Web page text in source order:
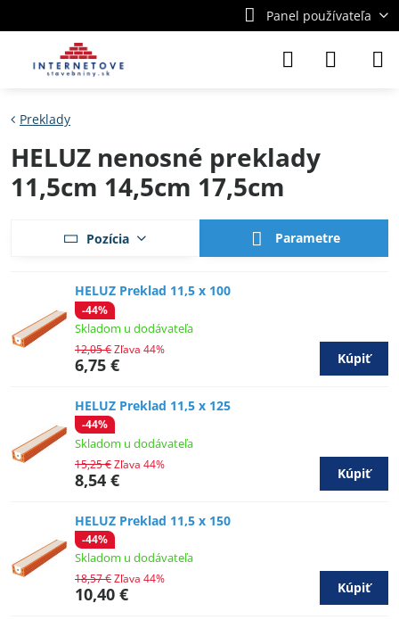
Panel používateľa
Preklady
HELUZ nenosné preklady
11,5cm 14,5cm 17,5cm
Pozícia Parametre
HELUZ Preklad 11,5 x 100
-44%
Skladom u dodávateľa
6,75 €
12,05 €Zľava 44%
Kúpiť
HELUZ Preklad 11,5 x 125
-44%
Skladom u dodávateľa
8,54 €
15,25 €Zľava 44%
Kúpiť
HELUZ Preklad 11,5 x 150
-44%
Skladom u dodávateľa
10,40 €
18,57 €Zľava 44%
Kúpiť